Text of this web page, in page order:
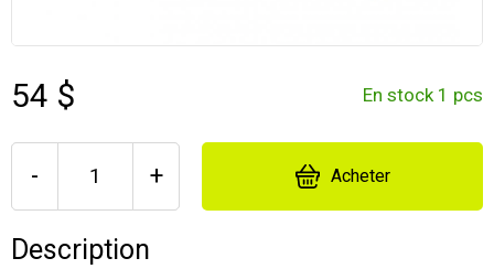
54 $ En stock 1 pcs
- + Acheter
Description